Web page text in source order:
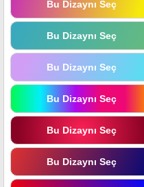
Bu Dizaynı Seç
Bu Dizaynı Seç
Bu Dizaynı Seç
Bu Dizaynı Seç
Bu Dizaynı Seç
Bu Dizaynı Seç